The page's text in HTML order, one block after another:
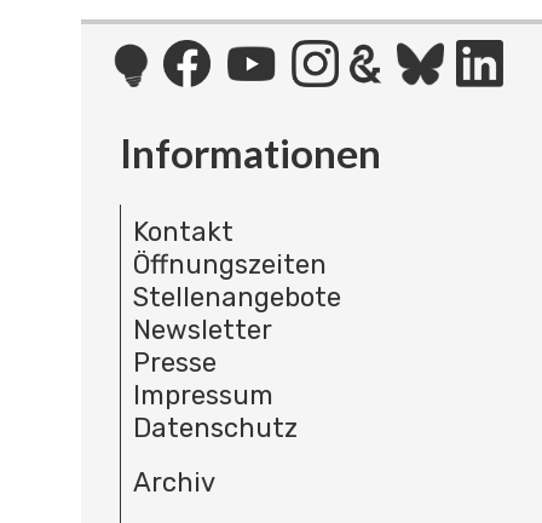
Informationen
Kontakt
Öffnungszeiten
Stellenangebote
Newsletter
Presse
Impressum
Datenschutz
Archiv